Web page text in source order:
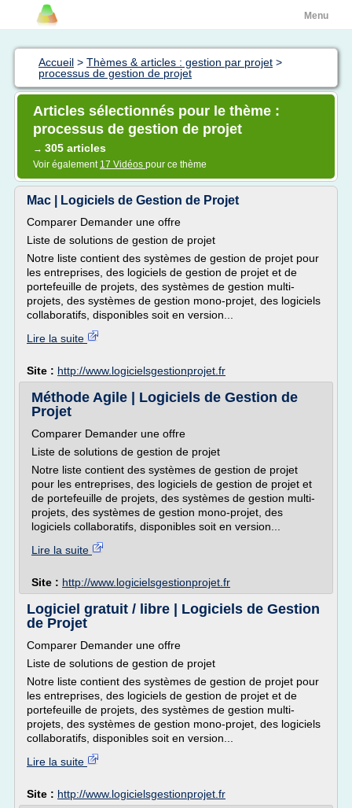
Menu
Accueil > Thèmes & articles : gestion par projet >
processus de gestion de projet
Articles sélectionnés pour le thème :
processus de gestion de projet
→ 305 articles
Voir également 17 Vidéos pour ce thème
Mac | Logiciels de Gestion de Projet
Comparer Demander une offre
Liste de solutions de gestion de projet
Notre liste contient des systèmes de gestion de projet pour
les entreprises, des logiciels de gestion de projet et de
portefeuille de projets, des systèmes de gestion multi-
projets, des systèmes de gestion mono-projet, des logiciels
collaboratifs, disponibles soit en version...
Lire la suite
Site : http://www.logicielsgestionprojet.fr
Méthode Agile | Logiciels de Gestion de
Projet
Comparer Demander une offre
Liste de solutions de gestion de projet
Notre liste contient des systèmes de gestion de projet
pour les entreprises, des logiciels de gestion de projet et
de portefeuille de projets, des systèmes de gestion multi-
projets, des systèmes de gestion mono-projet, des
logiciels collaboratifs, disponibles soit en version...
Lire la suite
Site : http://www.logicielsgestionprojet.fr
Logiciel gratuit / libre | Logiciels de Gestion
de Projet
Comparer Demander une offre
Liste de solutions de gestion de projet
Notre liste contient des systèmes de gestion de projet pour
les entreprises, des logiciels de gestion de projet et de
portefeuille de projets, des systèmes de gestion multi-
projets, des systèmes de gestion mono-projet, des logiciels
collaboratifs, disponibles soit en version...
Lire la suite
Site : http://www.logicielsgestionprojet.fr